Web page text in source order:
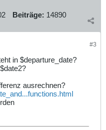
Beiträge: 14890
#3
in $departure_date?
ausrechnen?